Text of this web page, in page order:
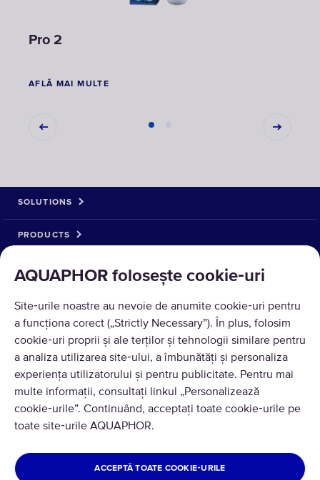
Pro 2
AFLĂ MAI MULTE
AQUAPHOR folosește cookie‑uri
Site‑urile noastre au nevoie de anumite cookie‑uri pentru
a funcționa corect („Strictly Necessary”). În plus, folosim
cookie‑uri proprii și ale terților și tehnologii similare pentru
a analiza utilizarea site‑ului, a îmbunătăți și personaliza
experiența utilizatorului și pentru publicitate. Pentru mai
multe informații, consultați linkul „Personalizează
cookie‑urile”. Continuând, acceptați toate cookie‑urile pe
toate site‑urile AQUAPHOR.
ACCEPTĂ TOATE COOKIE‑URILE
SOLUTIONS
PRODUCTS
ABOUT US
ACCEPTAM ACHITARE
Traducere © 2026 AQUAPHOR.
MOLDOVA